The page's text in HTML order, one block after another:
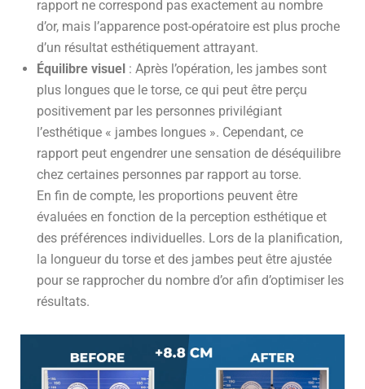
rapport ne correspond pas exactement au nombre
d’or, mais l’apparence post-opératoire est plus proche
d’un résultat esthétiquement attrayant.
Équilibre visuel : Après l’opération, les jambes sont
plus longues que le torse, ce qui peut être perçu
positivement par les personnes privilégiant
l’esthétique « jambes longues ». Cependant, ce
rapport peut engendrer une sensation de déséquilibre
chez certaines personnes par rapport au torse.
En fin de compte, les proportions peuvent être
évaluées en fonction de la perception esthétique et
des préférences individuelles. Lors de la planification,
la longueur du torse et des jambes peut être ajustée
pour se rapprocher du nombre d’or afin d’optimiser les
résultats.